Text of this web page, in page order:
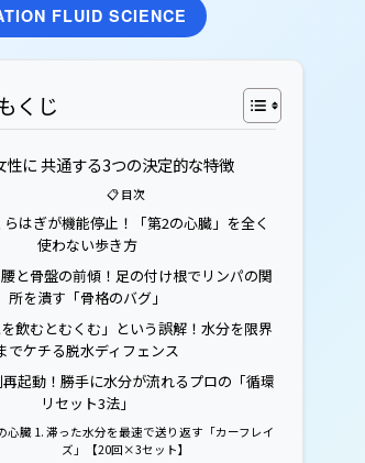
FLUID SCIENCE
くじ
性に 共通する3つの決定的な特徴
📋 目次
はぎが機能停止！「第2の心臓」を全く
使わない歩き方
と骨盤の前傾！足の付け根でリンパの関
所を潰す「骨格のバグ」
飲むとむくむ」という誤解！水分を限界
でケチる脱水ディフェンス
起動！勝手に水分が流れるプロの「循環
リセット3法」
心臓 1. 滞った水分を最速で送り返す「カーフレイ
ズ」【20回×3セット】